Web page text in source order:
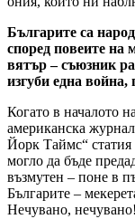
Българите са
според повеите на
вятър – съюзник
изгуби една
Когато в началото
американска
Йорк Таймс“ статия
могло да бъде
възмутен – поне в
Българите –
Нечувано, нечувано!